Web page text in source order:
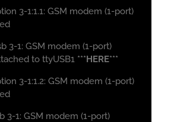
3-1:1.1: GSM modem (1-port)
3-1: GSM modem (1-port)
to ttyUSB1 ***HERE***
3-1:1.2: GSM modem (1-port)
3-1: GSM modem (1-port)